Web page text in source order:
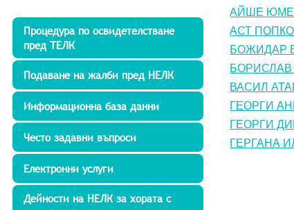
Процедура по освидетелстване
пред ТЕЛК
Подаване на жалби пред НЕЛК
Информационна база данни
Дейности на НЕЛК за хората с
Електронни услуги
Често задавни въпроси
АЙШЕ
АСТ
БОЖИДАР
БОРИСЛАВ
ВАСИЛ
ГЕОРГИ
ГЕОРГИ
ГЕРГАНА